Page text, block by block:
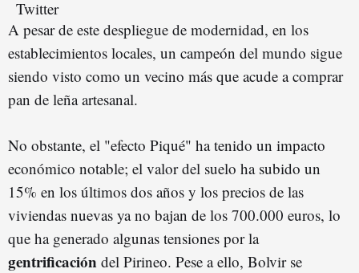
A pesar de este despliegue de modernidad, en los
establecimientos locales, un campeón del mundo sigue
siendo visto como un vecino más que acude a comprar
pan de leña artesanal.
No obstante, el "efecto Piqué" ha tenido un impacto
económico notable; el valor del suelo ha subido un
15% en los últimos dos años y los precios de las
viviendas nuevas ya no bajan de los 700.000 euros, lo
que ha generado algunas tensiones por la
gentrificación del Pirineo. Pese a ello, Bolvir se